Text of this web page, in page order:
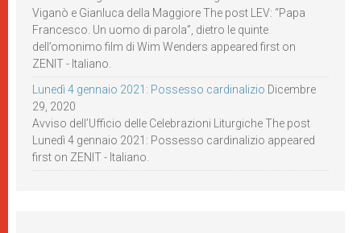
Viganò e Gianluca della Maggiore The post LEV: “Papa
Francesco. Un uomo di parola”, dietro le quinte
dell’omonimo film di Wim Wenders appeared first on
ZENIT - Italiano.
Lunedì 4 gennaio 2021: Possesso cardinalizio Dicembre
29, 2020
Avviso dell’Ufficio delle Celebrazioni Liturgiche The post
Lunedì 4 gennaio 2021: Possesso cardinalizio appeared
first on ZENIT - Italiano.